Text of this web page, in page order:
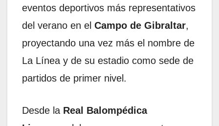
eventos deportivos más representativos
del verano en el Campo de Gibraltar,
proyectando una vez más el nombre de
La Línea y de su estadio como sede de
partidos de primer nivel.
Desde la Real Balompédica